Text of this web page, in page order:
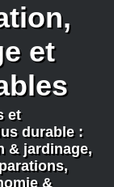
et
et
durable :
& jardinage,
&